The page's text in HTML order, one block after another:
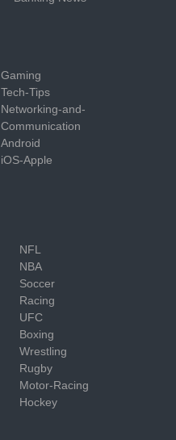
Gaming
Tech-Tips
Networking-and-
Communication
Android
iOS-Apple
NFL
NBA
Soccer
Racing
UFC
Boxing
Wrestling
Rugby
Motor-Racing
Hockey